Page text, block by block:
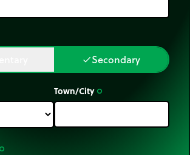
doneSecondary
Town/City trip_origin
trip_origin